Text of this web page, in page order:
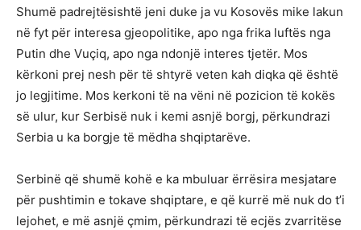
Shumë padrejtësishtë jeni duke ja vu Kosovës mike lakun
në fyt për interesa gjeopolitike, apo nga frika luftës nga
Putin dhe Vuçiq, apo nga ndonjë interes tjetër. Mos
kërkoni prej nesh për të shtyrë veten kah diqka që është
jo legjitime. Mos kerkoni të na vëni në pozicion të kokës
së ulur, kur Serbisë nuk i kemi asnjë borgj, përkundrazi
Serbia u ka borgje të mëdha shqiptarëve.
Serbinë që shumë kohë e ka mbuluar ërrësira mesjatare
për pushtimin e tokave shqiptare, e që kurrë më nuk do t’i
lejohet, e më asnjë çmim, përkundrazi të ecjës zvarritëse